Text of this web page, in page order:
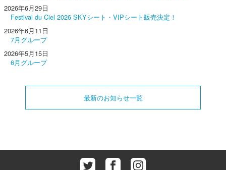
2026年6月29日
Festival du Ciel 2026 SKYシート・VIPシート販売決定！
2026年6月11日
7月グループ
2026年5月15日
6月グループ
最新のお知らせ一覧